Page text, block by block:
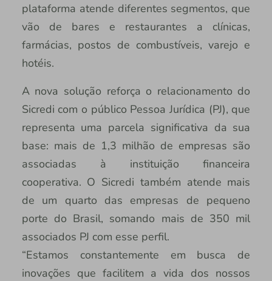
plataforma atende diferentes segmentos, que
vão de bares e restaurantes a clínicas,
farmácias, postos de combustíveis, varejo e
hotéis.
A nova solução reforça o relacionamento do
Sicredi com o público Pessoa Jurídica (PJ), que
representa uma parcela significativa da sua
base: mais de 1,3 milhão de empresas são
associadas à instituição financeira
cooperativa. O Sicredi também atende mais
de um quarto das empresas de pequeno
porte do Brasil, somando mais de 350 mil
associados PJ com esse perfil.
“Estamos constantemente em busca de
inovações que facilitem a vida dos nossos